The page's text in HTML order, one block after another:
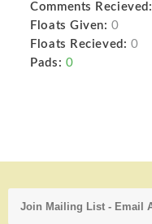
Comments Recieved:
Floats Given: 0
Floats Recieved: 0
Pads: 0